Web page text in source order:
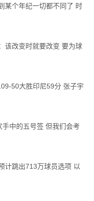
某个年纪一切都不同了 时
该改变时就要改变 要为球
50大胜印尼59分 张子宇
中的五号签 但我们会考
计跳出713万球员选项 以